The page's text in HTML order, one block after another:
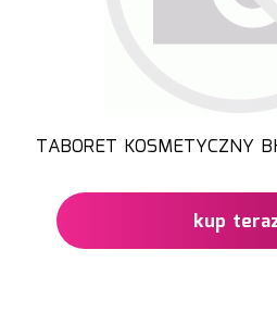
TABORET KOSMETYCZNY
kup